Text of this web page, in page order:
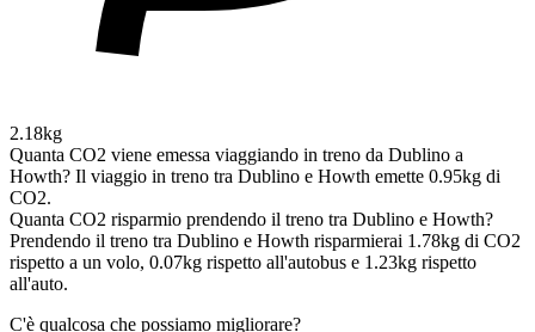
2.18kg
Quanta CO2 viene emessa viaggiando in treno da Dublino a
Howth? Il viaggio in treno tra Dublino e Howth emette 0.95kg di
CO2.
Quanta CO2 risparmio prendendo il treno tra Dublino e Howth?
Prendendo il treno tra Dublino e Howth risparmierai 1.78kg di CO2
rispetto a un volo, 0.07kg rispetto all'autobus e 1.23kg rispetto
all'auto.
C'è qualcosa che possiamo migliorare?